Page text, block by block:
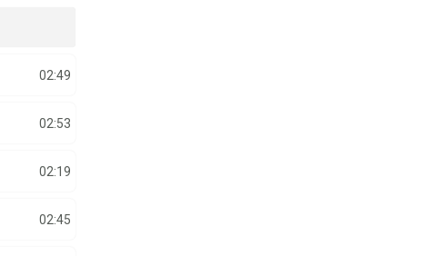
02:49
02:53
02:19
02:45